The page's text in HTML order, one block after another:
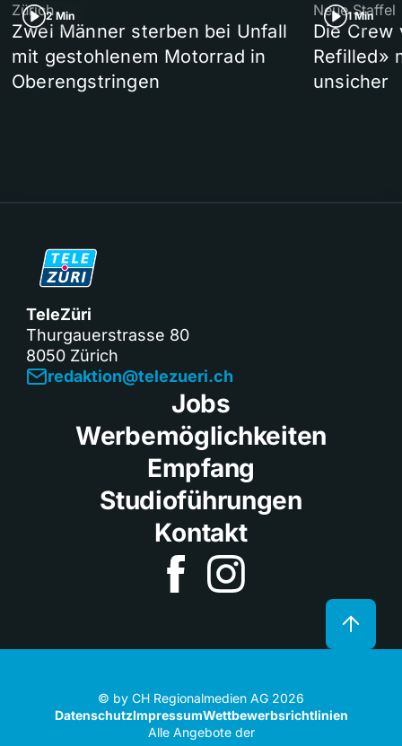
2 Min
Zürich
Zwei Männer sterben bei Unfall
mit gestohlenem Motorrad in
Oberengstringen
1 Min
Neue Staffel
Die Crew
Refilled»
unsicher
TeleZüri
Thurgauerstrasse 80
8050 Zürich
redaktion@telezueri.ch
Jobs
Werbemöglichkeiten
Empfang
Studioführungen
Kontakt
© by CH Regionalmedien AG 2026
DatenschutzImpressumWettbewerbsrichtlinien
Alle Angebote der